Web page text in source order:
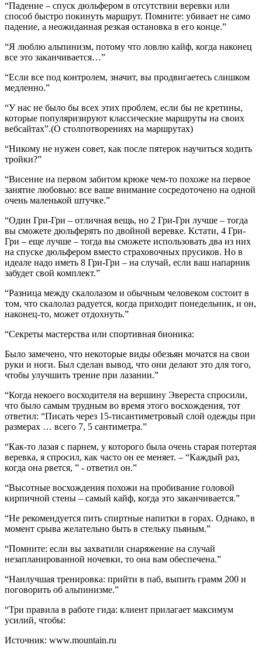
“Падение – спуск дюльфером в отсутствии веревки или
способ быстро покинуть маршрут. Помните: убивает не само
падение, а неожиданная резкая остановка в его конце.”
“Я люблю альпинизм, потому что ловлю кайф, когда наконец
все это заканчивается…”
“Если все под контролем, значит, вы продвигаетесь слишком
медленно.”
“У нас не было бы всех этих проблем, если бы не кретины,
которые популяризируют классические маршруты на своих
вебсайтах”.(О столпотворениях на маршрутах)
“Никому не нужен совет, как после пятерок научиться ходить
тройки?”
“Висение на первом забитом крюке чем-то похоже на первое
занятие любовью: все ваше внимание сосредоточено на одной
очень маленькой штучке.”
“Один Гри-Гри – отличная вещь, но 2 Гри-Гри лучше – тогда
вы сможете дюльферять по двойной веревке. Кстати, 4 Гри-
Гри – еще лучше – тогда вы сможете использовать два из них
на спуске дюльфером вместо страховочных прусиков. Но в
идеале надо иметь 8 Гри-Гри – на случай, если ваш напарник
забудет свой комплект.”
“Разница между скалолазом и обычным человеком состоит в
том, что скалолаз радуется, когда приходит понедельник, и он,
наконец-то, может отдохнуть.”
“Секреты мастерства или спортивная бионика:
Было замечено, что некоторые виды обезьян мочатся на свои
руки и ноги. Был сделан вывод, что они делают это для того,
чтобы улучшить трение при лазании.”
“Когда некоего восходителя на вершину Эвереста спросили,
что было самым трудным во время этого восхождения, тот
ответил: “Писать через 15-тисантиметровый слой одежды при
размерах … всего 7, 5 сантиметра.”
“Как-то лазая с парнем, у которого была очень старая потертая
веревка, я спросил, как часто он ее меняет. – “Каждый раз,
когда она рвется, ” - ответил он.”
“Высотные восхождения похожи на пробивание головой
кирпичной стены – самый кайф, когда это заканчивается.”
“Не рекомендуется пить спиртные напитки в горах. Однако, в
момент срыва желательно быть в стельку пьяным.”
“Помните: если вы захватили снаряжение на случай
незапланированной ночевки, то она вам обеспечена.”
“Наилучшая тренировка: прийти в паб, выпить грамм 200 и
поговорить об альпинизме.”
“Три правила в работе гида: клиент прилагает максимум
усилий, чтобы:
Источник: www.mountain.ru